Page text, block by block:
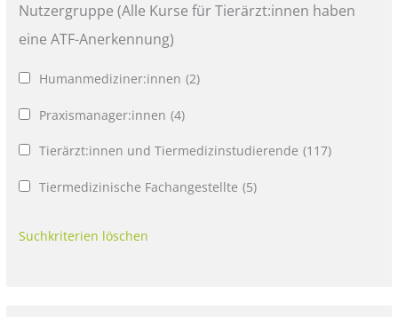
Nutzergruppe (Alle Kurse für Tierärzt:innen haben
eine ATF-Anerkennung)
Humanmediziner:innen (2)
Praxismanager:innen (4)
Tierärzt:innen und Tiermedizinstudierende (117)
Tiermedizinische Fachangestellte (5)
Suchkriterien löschen